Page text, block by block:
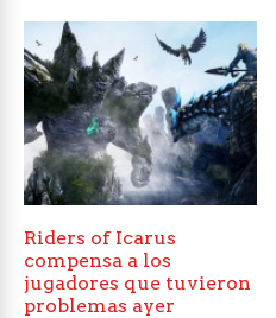
Riders of Icarus
compensa a los
jugadores que tuvieron
problemas ayer